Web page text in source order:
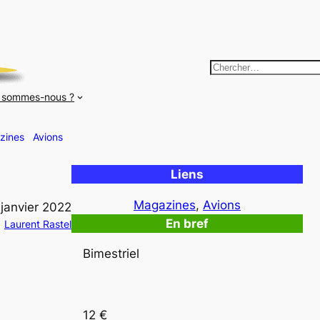
nous ?
R
r
c
e
r
Avions
2022
Laurent Rastel
Liens
Magazines, Avions
En bref
Bimestriel
12 €